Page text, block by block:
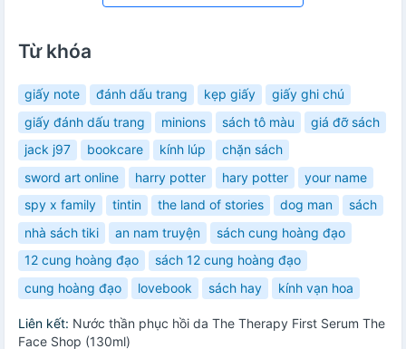
Từ khóa
giấy note đánh dấu trang kẹp giấy
giấy ghi chú
giấy đánh dấu trang
minions sách tô màu
giá đỡ sách
jack j97
bookcare kính lúp
chặn sách
sword art online
harry potter hary potter
your name
spy x family
tintin the land of stories dog man
sách
nhà sách tiki
an nam truyện
sách cung hoàng đạo
12 cung hoàng đạo
sách 12 cung hoàng đạo
cung hoàng đạo
lovebook sách hay kính vạn hoa
Liên kết: Nước thần phục hồi da The Therapy First Serum The
Face Shop (130ml)